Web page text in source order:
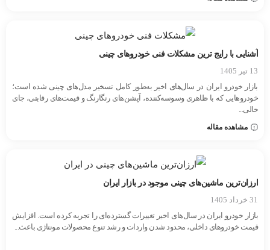
آشنایی با رایج ترین مشکلات فنی خودروهای چینی
13 تیر 1405
بازار خودرو ایران در سال‌های اخیر به‌طور کامل تسخیر مدل‌های چینی شده است؛
خودروهایی که با ظاهری وسوسه‌کننده، آپشن‌های رنگارنگ و قیمت‌های رقابتی، جای
خالی...
مشاهده مقاله
ارزان‌ترین ماشین‌های چینی موجود در بازار ایران
31 خرداد 1405
بازار خودرو ایران در سال‌های اخیر تغییرات گسترده‌ای را تجربه کرده است. افزایش
قیمت خودروهای داخلی، محدود شدن واردات و رشد تنوع محصولات مونتاژی باعث...